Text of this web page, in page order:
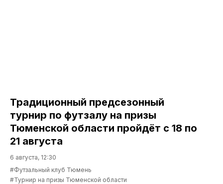
Традиционный предсезонный
турнир по футзалу на призы
Тюменской области пройдёт с 18 по
21 августа
6 августа, 12:30
#Футзальный клуб Тюмень
#Турнир на призы Тюменской области